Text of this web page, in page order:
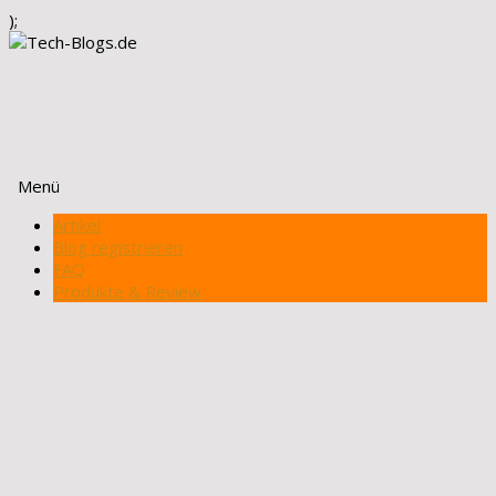
);
Menü
Zum
Inhalt
springen
Artikel
Blog registrieren
FAQ
Produkte & Review